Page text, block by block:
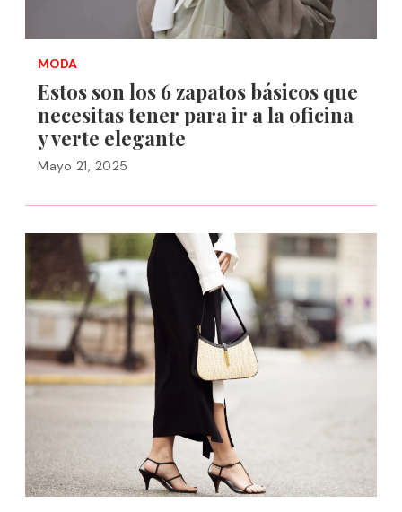
MODA
Estos son los 6 zapatos básicos que
necesitas tener para ir a la oficina
y verte elegante
Mayo 21, 2025